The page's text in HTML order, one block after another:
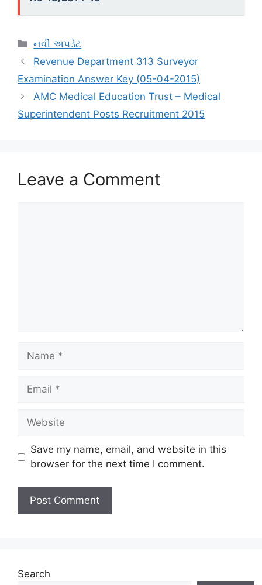
Categories
નવી અપડેટ
Revenue Department 313 Surveyor
Examination Answer Key (05-04-2015)
AMC Medical Education Trust – Medical
Superintendent Posts Recruitment 2015
Leave a Comment
Name
Email
Website
Save my name, email, and website in this
browser for the next time I comment.
Search